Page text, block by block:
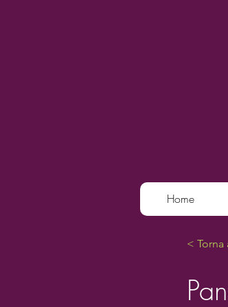
Home
<